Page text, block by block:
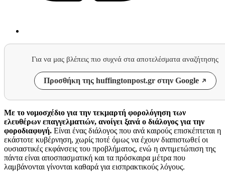
Για να μας βλέπεις πιο συχνά στα αποτελέσματα αναζήτησης
Προσθήκη της huffingtonpost.gr στην Google
Με το νομοσχέδιο για την τεκμαρτή φορολόγηση των
ελευθέρων επαγγελματιών, ανοίγει ξανά ο διάλογος για την
φοροδιαφυγή. Είναι ένας διάλογος που ανά καιρούς επισκέπτεται η
εκάστοτε κυβέρνηση, χωρίς ποτέ όμως να έχουν διαπιστωθεί οι
ουσιαστικές εκφάνσεις του προβλήματος, ενώ η αντιμετώπιση της
πάντα είναι αποσπασματική και τα πρόσκαιρα μέτρα που
λαμβάνονται γίνονται καθαρά για εισπρακτικούς λόγους.